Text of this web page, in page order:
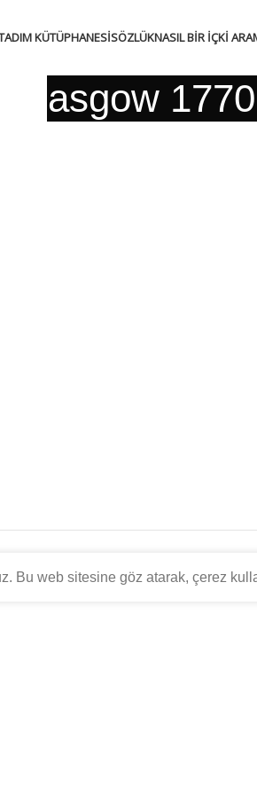
KÜTÜPHANESISÖZLÜKNASIL BIR İÇKI
Glasgow 1770
web sitesine göz atarak, çerez